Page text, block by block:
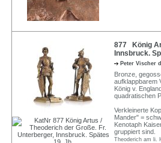
877 König
Innsbruck.
Peter Vischer
Bronze,
aufklappbarem
König v.
quadratischen
Verkleinerte
Mander" =
Kenotaph
gruppiert sind.
Theoderich am li.